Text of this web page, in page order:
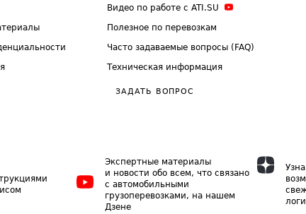
Видео по работе с ATI.SU
Полезное по перевозкам
Часто задаваемые вопросы (FAQ)
Техническая информация
ЗАДАТЬ ВОПРОС
Экспертные материалы
и новости обо всем, что связано
с автомобильными
грузоперевозками, на нашем
Дзене